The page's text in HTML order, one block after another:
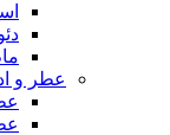
عطر و